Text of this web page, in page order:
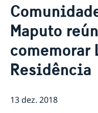
Sobre nós
Pessoal da Embaixada
Atualidades
Notícias
Vaga para Oficial de
Vistos e Permissões
Contratação de
Maputo
comemorar
Residência
13 dez. 2018